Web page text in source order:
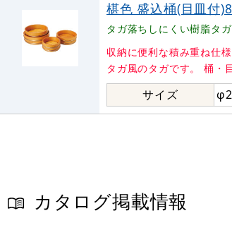
椹色 盛込桶(目皿付
タガ落ちしにくい樹脂タ
収納に便利な積み重ね仕
タガ風のタガです。 桶・
サイズ
カタログ掲載情報